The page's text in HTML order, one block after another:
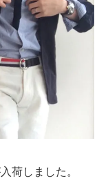
荷しました。